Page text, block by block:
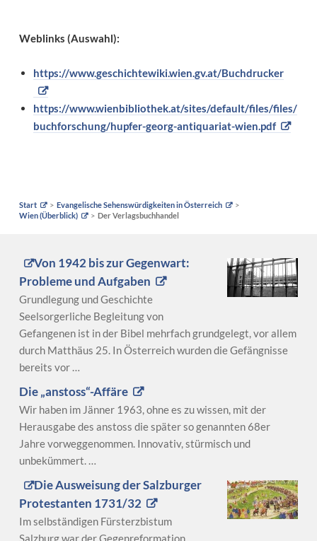
Weblinks (Auswahl):
https://www.geschichtewiki.wien.gv.at/Buchdrucker
https://www.wienbibliothek.at/sites/default/files/files/
buchforschung/hupfer-georg-antiquariat-wien.pdf
Start
Evangelische Sehenswürdigkeiten in Österreich
Wien (Überblick)
Der Verlagsbuchhandel
Von 1942 bis zur Gegenwart:
Probleme und Aufgaben
Grundlegung und Geschichte
Seelsorgerliche Begleitung von
Gefangenen ist in der Bibel mehrfach grundgelegt, vor allem
durch Matthäus 25. In Österreich wurden die Gefängnisse
bereits vor …
Die „anstoss“-Affäre
Wir haben im Jänner 1963, ohne es zu wissen, mit der
Herausgabe des anstoss die später so genannten 68er
Jahre vorweggenommen. Innovativ, stürmisch und
unbekümmert. …
Die Ausweisung der Salzburger
Protestanten 1731/32
Im selbständigen Fürsterzbistum
Salzburg war der Gegenreformation